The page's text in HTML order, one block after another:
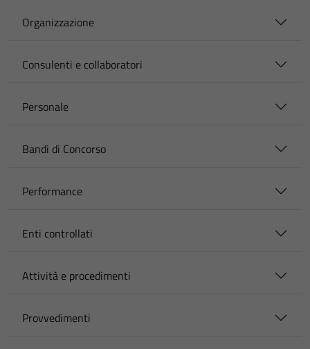
Organizzazione
Consulenti e collaboratori
Personale
Bandi di Concorso
Performance
Enti controllati
Attività e procedimenti
Provvedimenti